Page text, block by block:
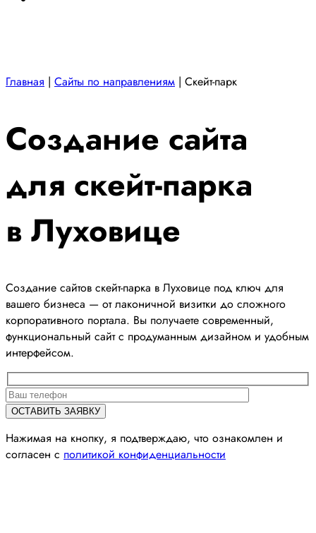
Главная | Сайты по направлениям | Скейт-парк
Создание сайта
для скейт-парка
в Луховице
Создание сайтов скейт-парка в Луховице под ключ для
вашего бизнеса — от лаконичной визитки до сложного
корпоративного портала. Вы получаете современный,
функциональный сайт с продуманным дизайном и удобным
интерфейсом.
Нажимая на кнопку, я подтверждаю, что ознакомлен и
согласен с политикой конфиденциальности